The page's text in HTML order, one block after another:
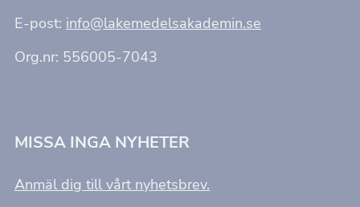
E-post: info@lakemedelsakademin.se
Org.nr: 556005-7043
MISSA INGA NYHETER
Anmäl dig till vårt nyhetsbrev.